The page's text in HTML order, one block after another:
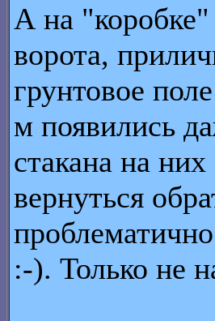
А на "коробке"
ворота,
грунтовое
м появились
стакана на
вернуться
:-). Только не